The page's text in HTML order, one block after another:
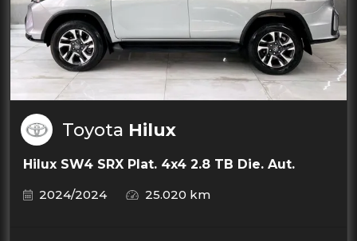
Toyota Hilux
Hilux SW4 SRX Plat. 4x4 2.8 TB Die. Aut.
2024/2024
25.020 km